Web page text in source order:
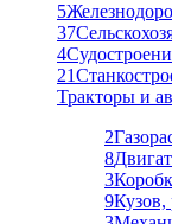
5
37
4
21
Тракторы и
2
8
3
9